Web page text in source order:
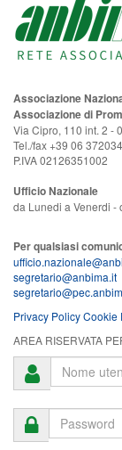
Associazione
Associazione di
Via Cipro, 110 int. 2 -
Tel./fax +39 06
P.IVA 02126351002
Ufficio Nazionale
da Lunedi a Venerdi -
Per qualsiasi
segretario@anbima.it
Privacy PolicyCookie
AREA RISERVATA